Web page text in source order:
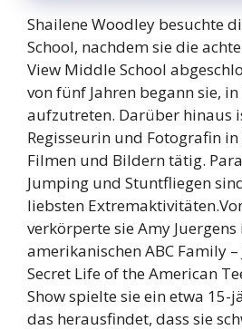
Shailene Woodley besuchte
School, nachdem sie die
View Middle School
von fünf Jahren begann sie,
aufzutreten. Darüber hinaus
Regisseurin und Fotografin
Filmen und Bildern tätig.
Jumping und Stuntfliegen
liebsten
verkörperte sie Amy Juergens
amerikanischen ABC Family
Secret Life of the American
Show spielte sie ein etwa 15-
das herausfindet, dass sie